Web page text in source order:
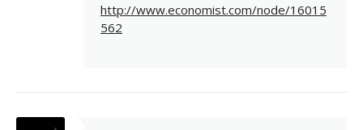
http://www.economist.com/node/16015
562